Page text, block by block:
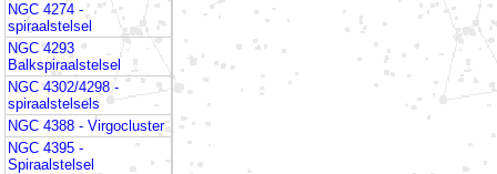
NGC 4274 -
spiraalstelsel
NGC 4293
Balkspiraalstelsel
NGC 4302/4298 -
spiraalstelsels
NGC 4388 - Virgocluster
NGC 4395 -
Spiraalstelsel